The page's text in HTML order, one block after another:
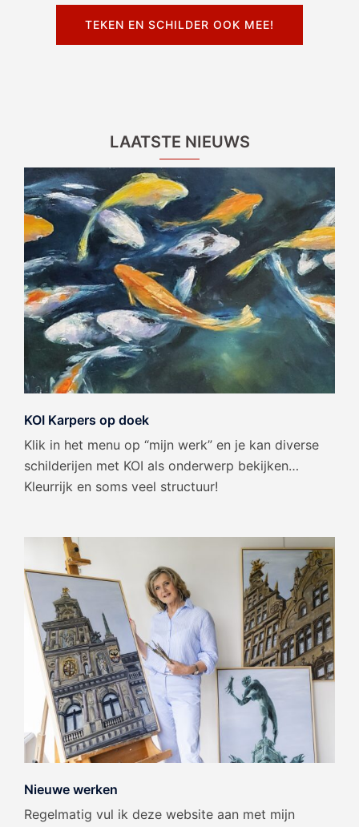
TEKEN EN SCHILDER OOK MEE!
LAATSTE NIEUWS
KOI Karpers op doek
Klik in het menu op “mijn werk” en je kan diverse
schilderijen met KOI als onderwerp bekijken…
Kleurrijk en soms veel structuur!
Nieuwe werken
Regelmatig vul ik deze website aan met mijn